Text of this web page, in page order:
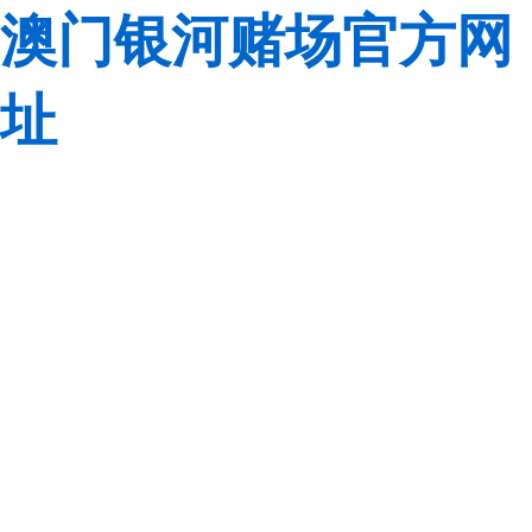
澳门银河赌场官方网
址